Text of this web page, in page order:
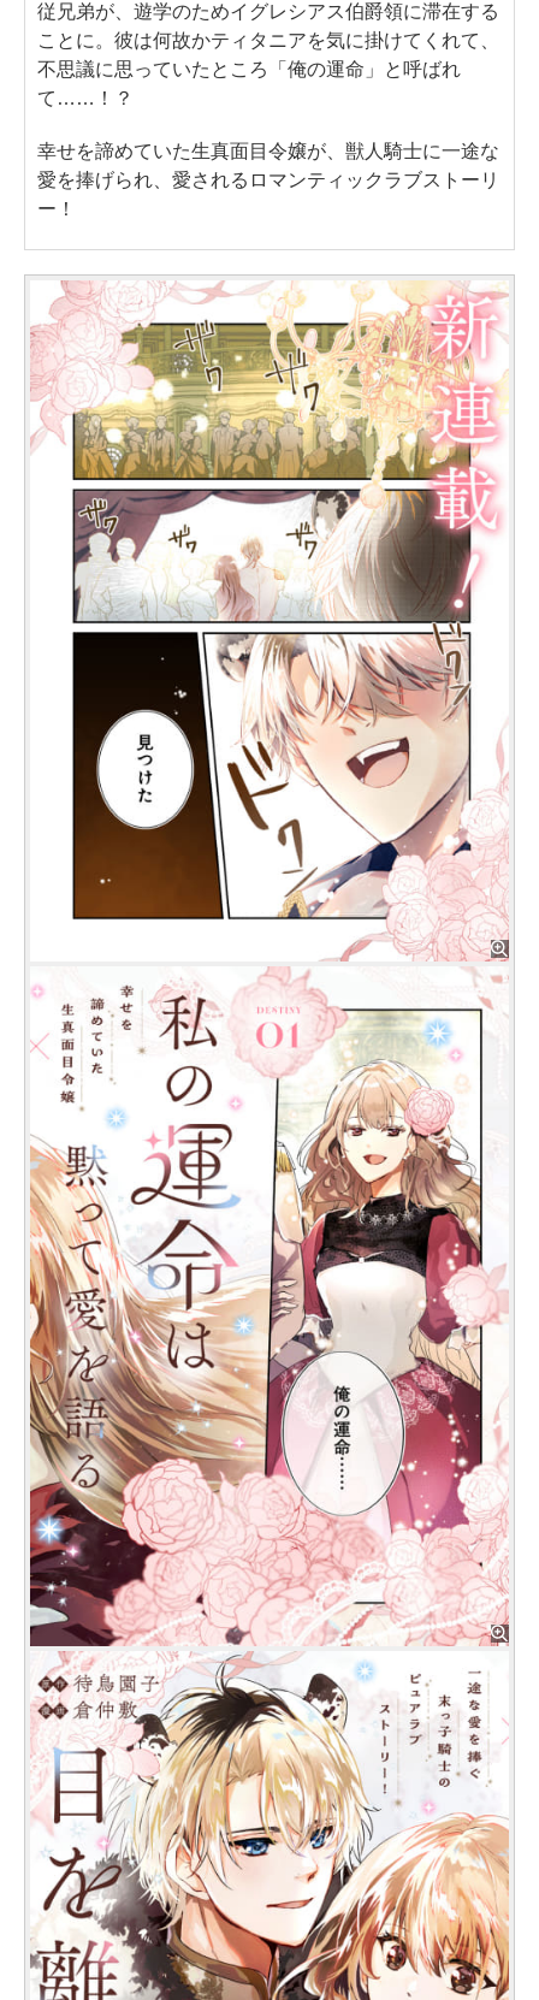
従兄弟が、遊学のためイグレシアス伯爵領に滞在する
ことに。彼は何故かティタニアを気に掛けてくれて、
不思議に思っていたところ「俺の運命」と呼ばれ
て……！？
幸せを諦めていた生真面目令嬢が、獣人騎士に一途な
愛を捧げられ、愛されるロマンティックラブストーリ
ー！